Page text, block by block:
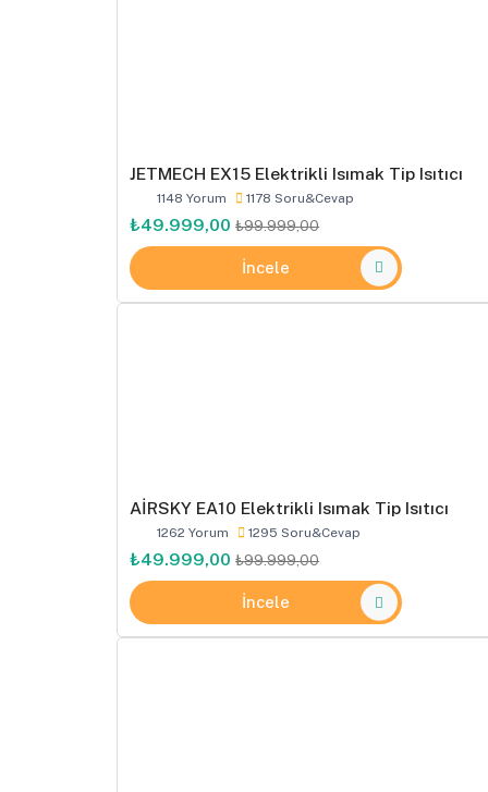
JETMECH EX15 Elektrikli Isımak Tip Isıtıcı
1148 Yorum 1178 Soru&Cevap
₺49.999,00 ₺99.999,00
İncele
AİRSKY EA10 Elektrikli Isımak Tip Isıtıcı
1262 Yorum 1295 Soru&Cevap
₺49.999,00 ₺99.999,00
İncele